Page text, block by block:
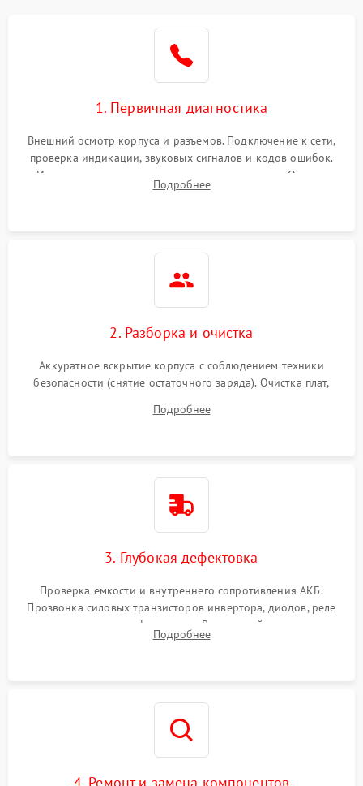
1. Первичная диагностика
Внешний осмотр корпуса и разъемов. Подключение к сети,
проверка индикации, звуковых сигналов и кодов ошибок.
Измерение входного и выходного напряжения. Оценка
реакции ИБП на отключение основного питания без
Подробнее
2. Разборка и очистка
Аккуратное вскрытие корпуса с соблюдением техники
безопасности (снятие остаточного заряда). Очистка плат,
и кистей для предотвращения перегрева и замыканий.
Подробнее
3. Глубокая дефектовка
Проверка емкости и внутреннего сопротивления АКБ.
Прозвонка силовых транзисторов инвертора, диодов, реле
переключения и трансформатора. Визуальный поиск вздутых
конденсаторов и прогаров на печатной плате.
Подробнее